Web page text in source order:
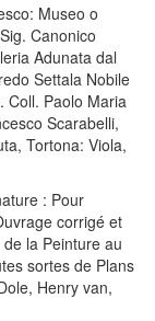
: Museo o
Canonico
Adunata dal
Settala Nobile
Coll. Paolo Maria
Scarabelli,
, Tortona: Viola,
: Pour
corrigé et
la Peinture au
sortes de Plans
Henry van,